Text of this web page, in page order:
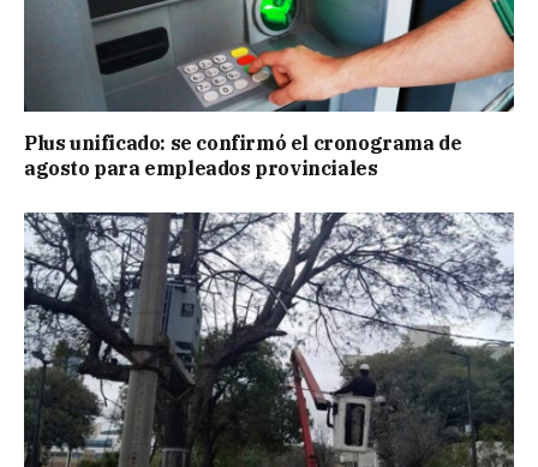
Plus unificado: se confirmó el cronograma de
agosto para empleados provinciales